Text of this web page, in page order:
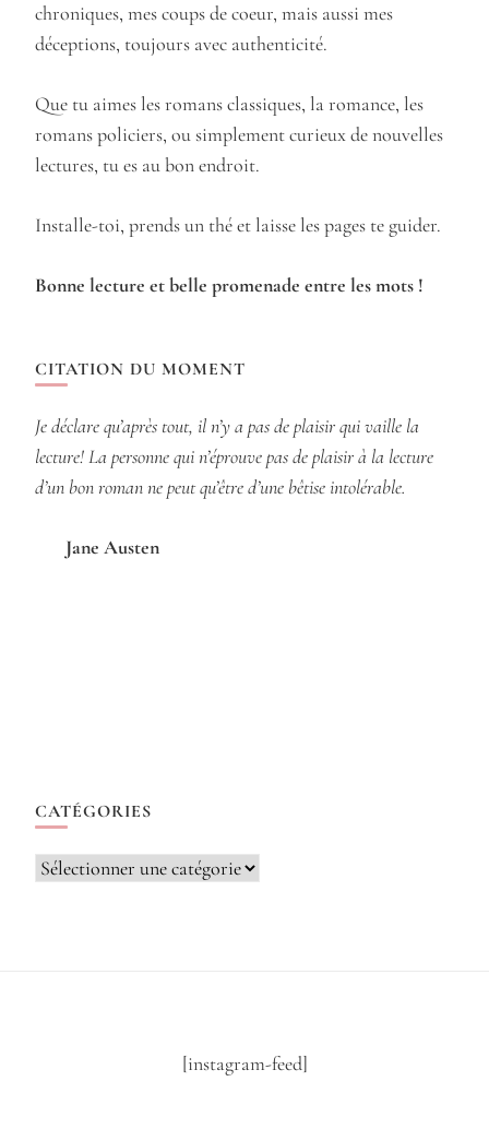
chroniques, mes coups de coeur, mais aussi mes
déceptions, toujours avec authenticité.
Que tu aimes les romans classiques, la romance, les
romans policiers, ou simplement curieux de nouvelles
lectures, tu es au bon endroit.
Installe-toi, prends un thé et laisse les pages te guider.
Bonne lecture et belle promenade entre les mots !
CITATION DU MOMENT
Je déclare qu’après tout, il n’y a pas de plaisir qui vaille la
lecture! La personne qui n’éprouve pas de plaisir à la lecture
d’un bon roman ne peut qu’être d’une bêtise intolérable.
Jane Austen
CATÉGORIES
Catégories
[instagram-feed]